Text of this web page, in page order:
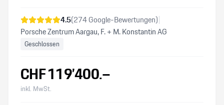
4.5(274Google-Bewertungen)|
Porsche Zentrum Aargau, F. + M. Konstantin AG
Geschlossen
CHF119’400.–
inkl. MwSt.